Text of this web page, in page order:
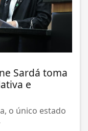
Sardá toma
e
o único estado